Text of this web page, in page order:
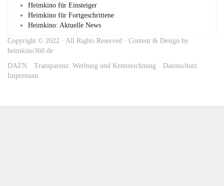
Heimkino für Einsteiger
Heimkino für Fortgeschrittene
Heimkino: Aktuelle News
Copyright © 2022 · All Rights Reserved · Content & Design by
heimkino360.de
DAZN
Transparenz: Werbung und Kennzeichnung
Datenschutz
Impressum